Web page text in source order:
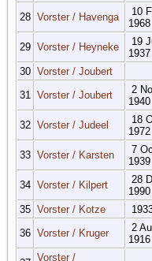
28 Vorster / Havenga
10
1968
29 Vorster / Heyneke
19
1937
30 Vorster / Joubert
31
Vorster / Joubert
2
1940
32 Vorster / Judeel
18
1972
33 Vorster / Karsten
7
1939
34 Vorster / Kilpert
28
1990
35 Vorster / Kotze
36 Vorster / Kruger
2
1916
Vorster /